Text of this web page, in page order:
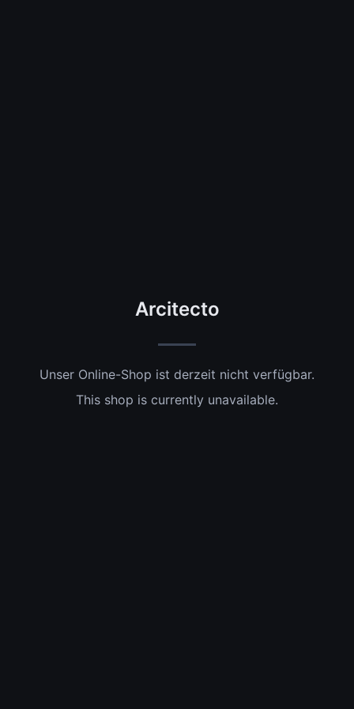
Arcitecto
Unser Online-Shop ist derzeit nicht verfügbar.
This shop is currently unavailable.